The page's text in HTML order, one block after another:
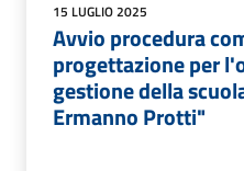
15 LUGLIO 2025
Avvio procedura
progettazione per
gestione della
Ermanno Protti"